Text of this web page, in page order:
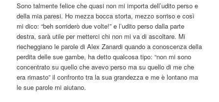
Sono talmente felice che quasi non mi importa dell’udito perso e
della mia paresi. Ho mezza bocca storta, mezzo sorriso e così
mi dico: “beh sorriderò due volte!” e l’udito perso dalla parte
destra, sarà utile per metterci chi non mi va di ascoltare. Mi
riecheggiano le parole di Alex Zanardi quando a conoscenza della
perdita delle sue gambe, ha detto qualcosa tipo: “non mi sono
concentrato su quello che avevo perso ma su quello di me che
era rimasto” il confronto tra la sua grandezza e me è lontano ma
le sue parole mi aiutano.